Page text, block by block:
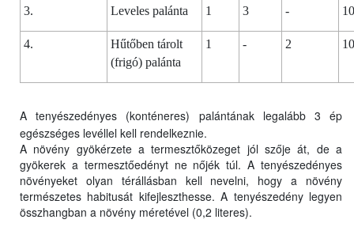
3. Leveles palánta 1 3 - 10
4.
Hűtőben tárolt
(frigó) palánta
1 - 2 10
A tenyészedényes (konténeres) palántának legalább 3 ép
egészséges levéllel kell rendelkeznie.
A növény gyökérzete a termesztőközeget jól szője át, de a
gyökerek a termesztőedényt ne nőjék túl. A tenyészedényes
növényeket olyan térállásban kell nevelni, hogy a növény
természetes habitusát kifejleszthesse. A tenyészedény legyen
összhangban a növény méretével (0,2 literes).